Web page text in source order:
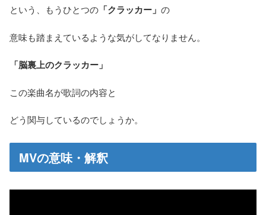
という、もうひとつの 「クラッカー」 の
意味も踏まえているような気がしてなりません。
「脳裏上のクラッカー」
この楽曲名が歌詞の内容と
どう関与しているのでしょうか。
MVの意味・解釈